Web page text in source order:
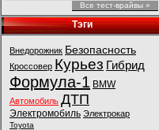
Все тест-врайвы »
Тэги
Внедорожник Безопасность
Кроссовер Курьез Гибрид
Формула-1 BMW
Автомобиль ДТП
Электромобиль Электрокар
Toyota